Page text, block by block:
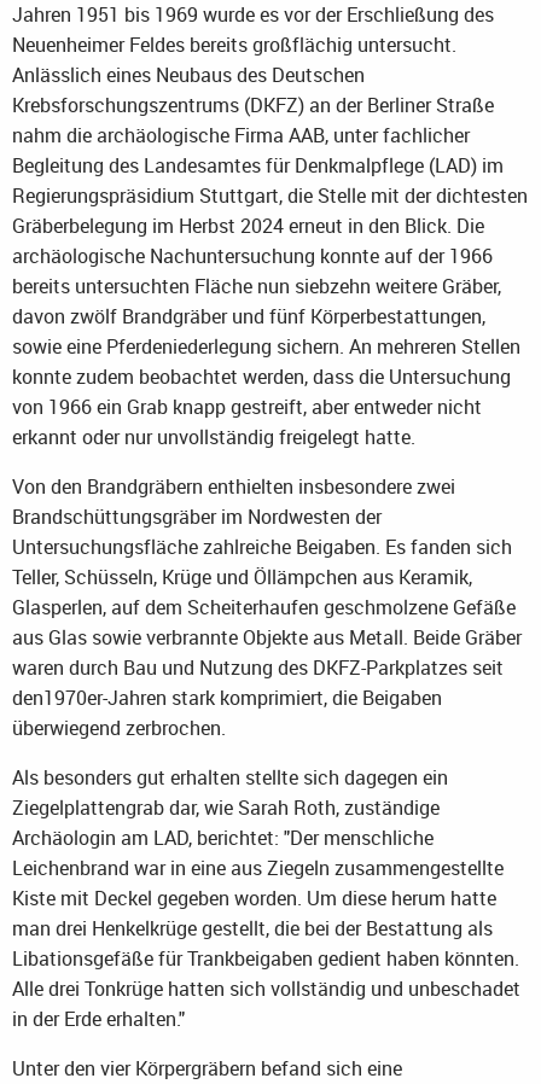
Jahren 1951 bis 1969 wurde es vor der Erschließung des
Neuenheimer Feldes bereits großflächig untersucht.
Anlässlich eines Neubaus des Deutschen
Krebsforschungszentrums (DKFZ) an der Berliner Straße
nahm die archäologische Firma AAB, unter fachlicher
Begleitung des Landesamtes für Denkmalpflege (LAD) im
Regierungspräsidium Stuttgart, die Stelle mit der dichtesten
Gräberbelegung im Herbst 2024 erneut in den Blick. Die
archäologische Nachuntersuchung konnte auf der 1966
bereits untersuchten Fläche nun siebzehn weitere Gräber,
davon zwölf Brandgräber und fünf Körperbestattungen,
sowie eine Pferdeniederlegung sichern. An mehreren Stellen
konnte zudem beobachtet werden, dass die Untersuchung
von 1966 ein Grab knapp gestreift, aber entweder nicht
erkannt oder nur unvollständig freigelegt hatte.
Von den Brandgräbern enthielten insbesondere zwei
Brandschüttungsgräber im Nordwesten der
Untersuchungsfläche zahlreiche Beigaben. Es fanden sich
Teller, Schüsseln, Krüge und Öllämpchen aus Keramik,
Glasperlen, auf dem Scheiterhaufen geschmolzene Gefäße
aus Glas sowie verbrannte Objekte aus Metall. Beide Gräber
waren durch Bau und Nutzung des DKFZ-Parkplatzes seit
den1970er-Jahren stark komprimiert, die Beigaben
überwiegend zerbrochen.
Als besonders gut erhalten stellte sich dagegen ein
Ziegelplattengrab dar, wie Sarah Roth, zuständige
Archäologin am LAD, berichtet: "Der menschliche
Leichenbrand war in eine aus Ziegeln zusammengestellte
Kiste mit Deckel gegeben worden. Um diese herum hatte
man drei Henkelkrüge gestellt, die bei der Bestattung als
Libationsgefäße für Trankbeigaben gedient haben könnten.
Alle drei Tonkrüge hatten sich vollständig und unbeschadet
in der Erde erhalten."
Unter den vier Körpergräbern befand sich eine